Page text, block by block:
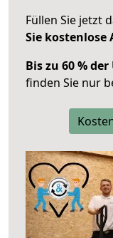
Füllen Sie jetzt
Sie kostenlose
Bis zu 60 %
finden Sie nur